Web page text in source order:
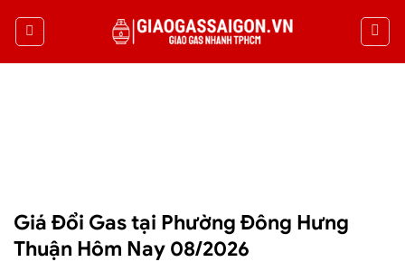
Giá Đổi Gas tại Phường Đông Hưng
Thuận Hôm Nay 08/2026